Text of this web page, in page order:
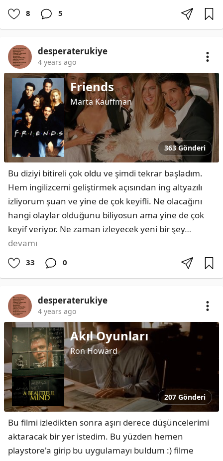
8 5
desperaterukiye
4 years ago
Friends
Marta Kauffman
363 Gönderi
Bu diziyi bitireli çok oldu ve şimdi tekrar başladım.
Hem ingilizcemi geliştirmek açısından ing altyazılı
izliyorum şuan ve yine de çok keyifli. Ne olacağını
hangi olaylar olduğunu biliyosun ama yine de çok
keyif veriyor. Ne zaman izleyecek yeni bir şey…
devamı
33 0
desperaterukiye
4 years ago
Akıl Oyunları
Ron Howard
207 Gönderi
Bu filmi izledikten sonra aşırı derece düşüncelerimi
aktaracak bir yer istedim. Bu yüzden hemen
playstore'a girip bu uygulamayı buldum :) filme